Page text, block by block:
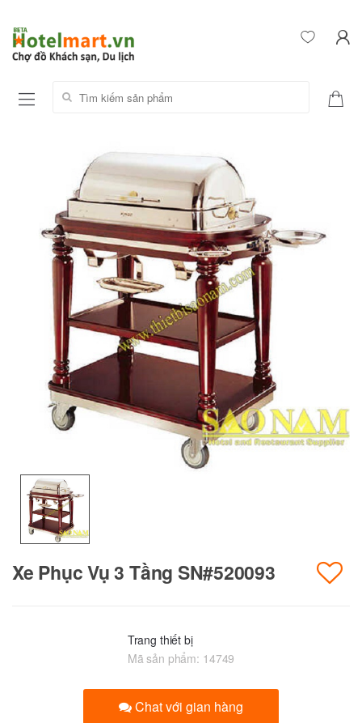
Tìm kiếm sản phẩm:
Xe Phục Vụ 3 Tầng SN#520093
Trang thiết bị
Mã sản phẩm: 14749
Chat với gian hàng